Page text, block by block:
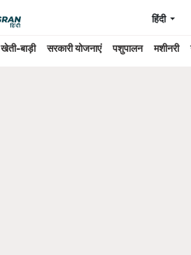
खेती-बाड़ी सरकारी योजनाएं पशुपालन मशीनरी
हिंदी